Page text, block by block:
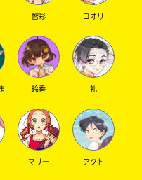
智彩 コオリ
玲香 礼
マリー アクト